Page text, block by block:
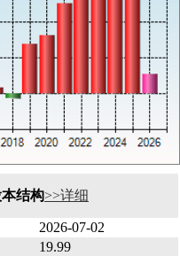
结构>>详细
2026-07-02
19.99